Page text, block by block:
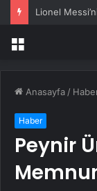
Menü
Anasayfa /
Haber
Peynir